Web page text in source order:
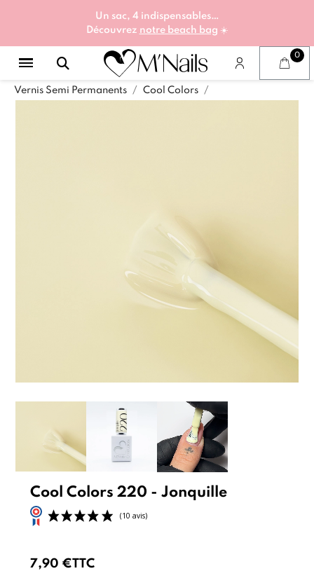
Un sac, 4 indispensables…
Découvrez notre beach bag ☀️
Vernis Semi Permanents Cool Colors
Cool Colors 220 - Jonquille
7,90 €TTC